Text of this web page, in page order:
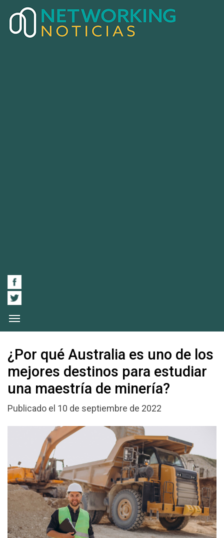
¿Por qué Australia es uno de los
mejores destinos para estudiar
una maestría de minería?
Publicado el 10 de septiembre de 2022